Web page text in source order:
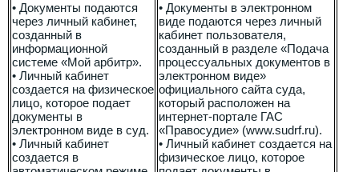
• Документы подаются
через личный кабинет,
созданный в
информационной
системе «Мой арбитр».
• Личный кабинет
создается на физическое
лицо, которое подает
документы в
электронном виде в суд.
• Личный кабинет
создается в
• Документы в электронном
виде подаются через личный
кабинет пользователя,
созданный в разделе «Подача
процессуальных документов в
электронном виде»
официального сайта суда,
который расположен на
интернет-портале ГАС
«Правосудие» (www.sudrf.ru).
• Личный кабинет создается на
физическое лицо, которое